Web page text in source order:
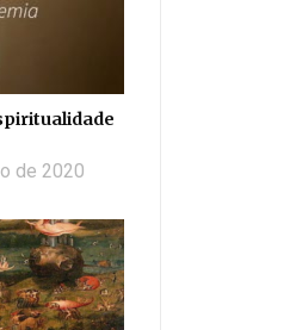
de 2020